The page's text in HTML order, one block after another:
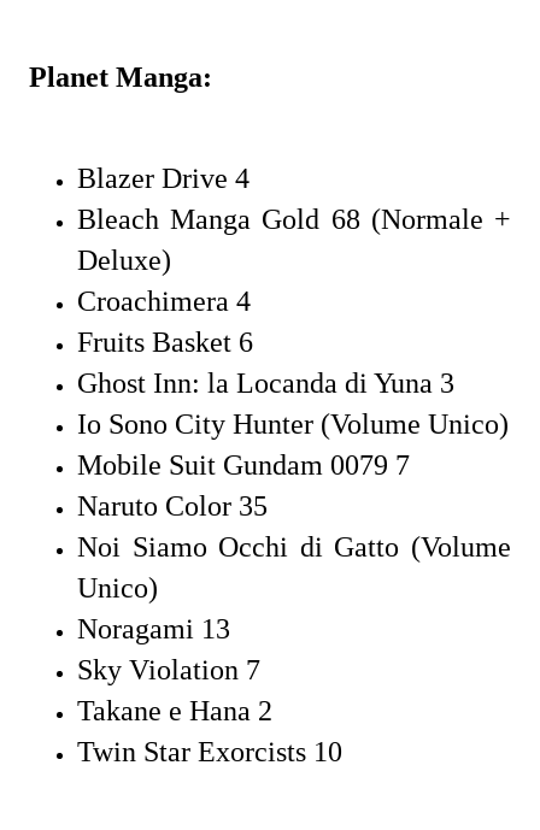
Planet Manga:
Blazer Drive 4
Bleach Manga Gold 68 (Normale +
Deluxe)
Croachimera 4
Fruits Basket 6
Ghost Inn: la Locanda di Yuna 3
Io Sono City Hunter (Volume Unico)
Mobile Suit Gundam 0079 7
Naruto Color 35
Noi Siamo Occhi di Gatto (Volume
Unico)
Noragami 13
Sky Violation 7
Takane e Hana 2
Twin Star Exorcists 10